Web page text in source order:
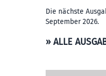
Die nächste
September 2026.
» ALLE